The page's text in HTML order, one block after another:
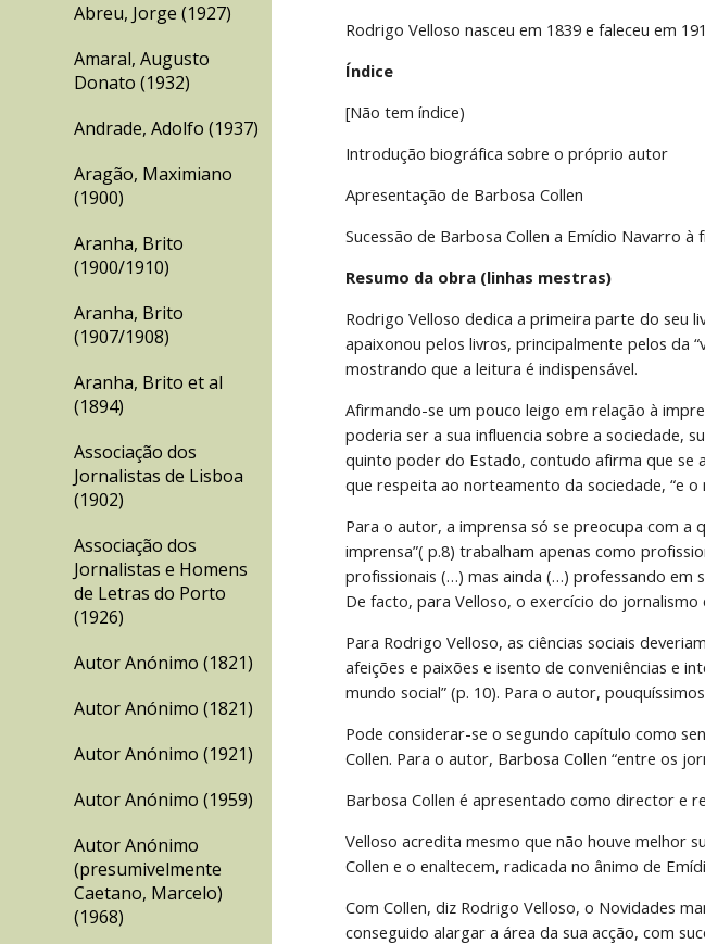
Abreu, Jorge (1927)
Amaral, Augusto
Donato (1932)
Andrade, Adolfo (1937)
Aragão, Maximiano
(1900)
Aranha, Brito
(1900/1910)
Aranha, Brito
(1907/1908)
Aranha, Brito et al
(1894)
Associação dos
Jornalistas de Lisboa
(1902)
Associação dos
Jornalistas e Homens
de Letras do Porto
(1926)
Autor Anónimo (1821)
Autor Anónimo (1821)
Autor Anónimo (1921)
Autor Anónimo (1959)
Autor Anónimo
(presumivelmente
Caetano, Marcelo)
(1968)
Rodrigo Velloso nasceu em 1839 e faleceu em
Índice
[Não tem índice)
Introdução biográfica sobre o próprio autor
Apresentação de Barbosa Collen
Sucessão de Barbosa Collen a Emídio Navarro
Resumo da obra (linhas mestras)
Rodrigo Velloso dedica a primeira parte do seu
apaixonou pelos livros, principalmente pelos da
mostrando que a leitura é indispensável.
Afirmando-se um pouco leigo em relação à
poderia ser a sua influencia sobre a sociedade,
quinto poder do Estado, contudo afirma que se
que respeita ao norteamento da sociedade, “e
Para o autor, a imprensa só se preocupa com a
imprensa”( p.8) trabalham apenas como
profissionais (…) mas ainda (…) professando em
De facto, para Velloso, o exercício do jornalismo
Para Rodrigo Velloso, as ciências sociais
afeições e paixões e isento de conveniências e
mundo social” (p. 10). Para o autor,
Pode considerar-se o segundo capítulo como
Collen. Para o autor, Barbosa Collen “entre os
Barbosa Collen é apresentado como director e
Velloso acredita mesmo que não houve melhor
Collen e o enaltecem, radicada no ânimo de
Com Collen, diz Rodrigo Velloso, o Novidades
conseguido alargar a área da sua acção, com